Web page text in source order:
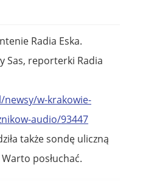
Radia Eska.
Sas, reporterki Radia
w-krakowie-
audio/93447
także sondę uliczną
posłuchać.